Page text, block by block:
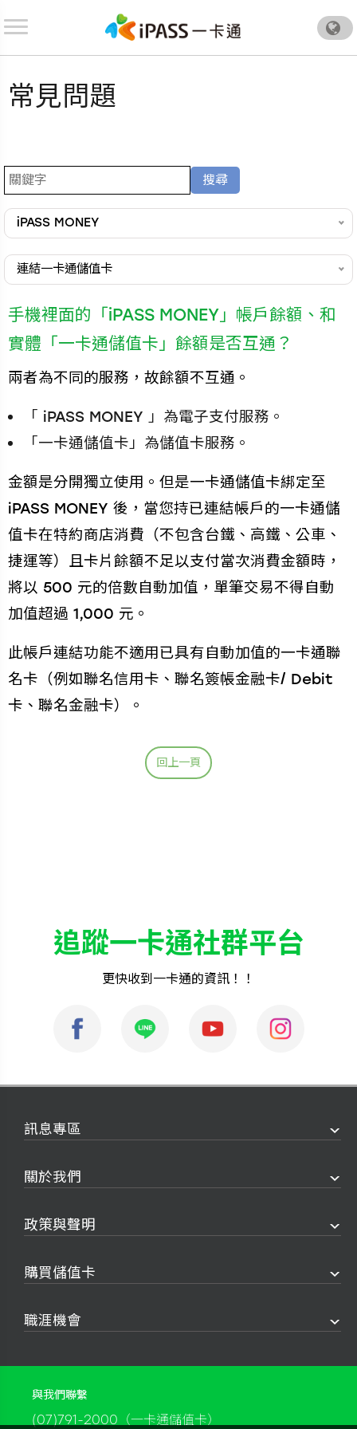
.
常見問題
iPASS MONEY
連結一卡通儲值卡
手機裡面的「iPASS MONEY」帳戶餘額、和
實體「一卡通儲值卡」餘額是否互通？
兩者為不同的服務，故餘額不互通。
「 iPASS MONEY 」為電子支付服務。
「一卡通儲值卡」為儲值卡服務。
金額是分開獨立使用。但是一卡通儲值卡綁定至
iPASS MONEY 後，當您持已連結帳戶的一卡通儲
值卡在特約商店消費（不包含台鐵、高鐵、公車、
捷運等）且卡片餘額不足以支付當次消費金額時，
將以 500 元的倍數自動加值，單筆交易不得自動
加值超過 1,000 元。
此帳戶連結功能不適用已具有自動加值的一卡通聯
名卡（例如聯名信用卡、聯名簽帳金融卡/ Debit
卡、聯名金融卡）。
回上一頁
追蹤一卡通社群平台
更快收到一卡通的資訊！！
訊息專區
關於我們
政策與聲明
購買儲值卡
職涯機會
與我們聯繫
(07)791-2000（一卡通儲值卡）